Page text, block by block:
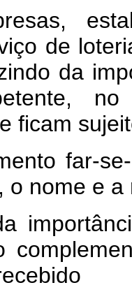
de
da
ficam
far-
o nome e